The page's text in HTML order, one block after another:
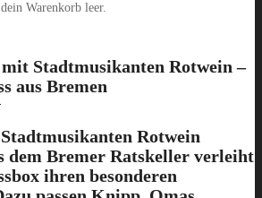
Warenkorb leer.
Stadtmusikanten Rotwein –
aus Bremen
Rotwein
dem Bremer Ratskeller verleiht
ihren besonderen